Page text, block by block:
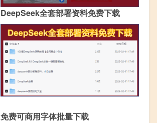
DeepSeek全套部署资料免费下载
免费可商用字体批量下载